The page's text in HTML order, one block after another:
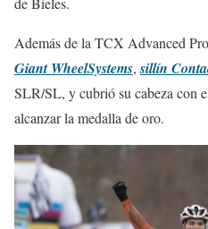
Además de la TCX Advanced
Giant WheelSystems,sillín
SLR/SL, y cubrió su cabeza con
alcanzar la medalla de oro.